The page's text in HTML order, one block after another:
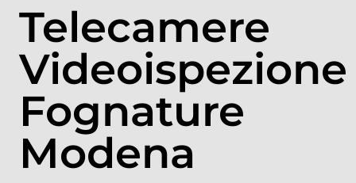
Telecamere
Videoispezione
Fognature
Modena